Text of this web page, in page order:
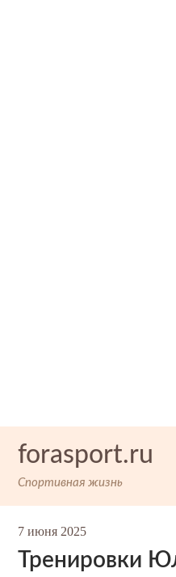
forasport.ru
Спортивная жизнь
7 июня 2025
Тренировки